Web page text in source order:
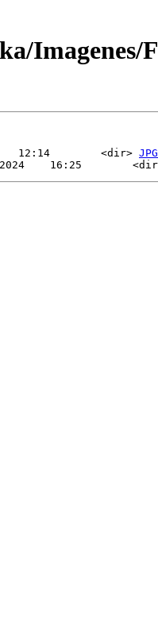
Imagenes/
12:14        <dir> JPG
2024    16:25